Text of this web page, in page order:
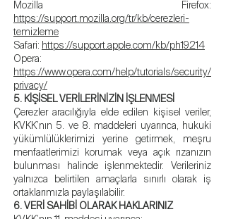
Mozilla Firefox:
https://support.mozilla.org/tr/kb/cerezleri-
temizleme
Safari: https://support.apple.com/kb/ph19214
Opera:
https://www.opera.com/help/tutorials/security/
privacy/
5. KİŞİSEL VERİLERİNİZİN İŞLENMESİ
Çerezler aracılığıyla elde edilen kişisel veriler,
KVKK’nın 5. ve 8. maddeleri uyarınca, hukuki
yükümlülüklerimizi yerine getirmek, meşru
menfaatlerimizi korumak veya açık rızanızın
bulunması halinde işlenmektedir. Verileriniz
yalnızca belirtilen amaçlarla sınırlı olarak iş
ortaklarımızla paylaşılabilir.
6. VERİ SAHİBİ OLARAK HAKLARINIZ